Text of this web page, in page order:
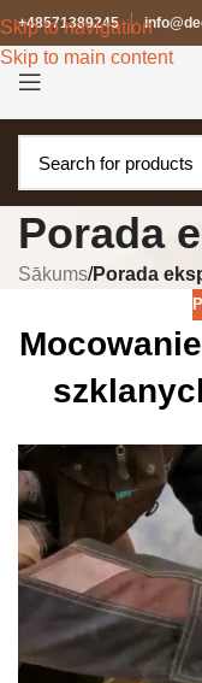
Skip to navigation
Skip to main content
+48571389245
Porada
Sākums/Porada